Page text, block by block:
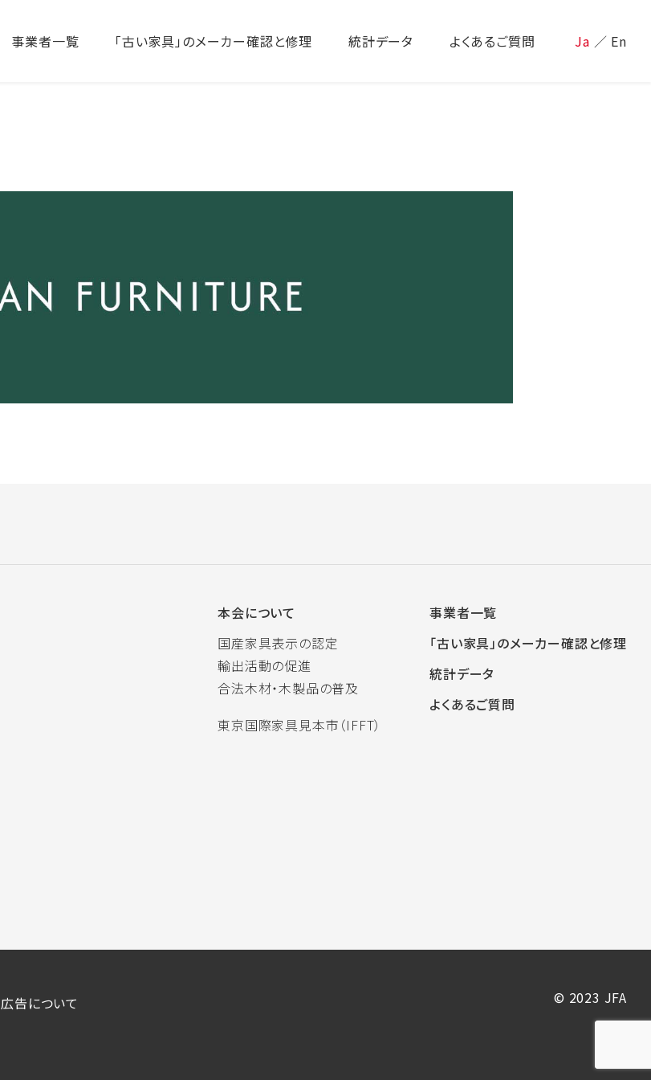
事業者一覧 「古い家具」のメーカー確認と修理 統計データ よくあるご質問 Ja ／ En
本会について
国産家具表示の認定
輸出活動の促進
合法木材・木製品の普及
東京国際家具見本市（IFFT）
事業者一覧
「古い家具」のメーカー確認と修理
統計データ
よくあるご質問
広告について © 2023 JFA